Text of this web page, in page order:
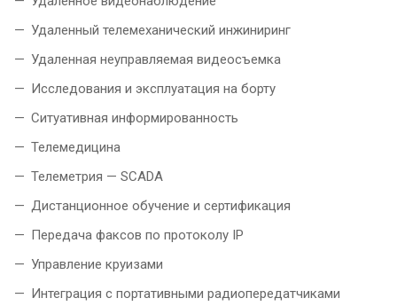
Удаленный телемеханический инжиниринг
Удаленная неуправляемая видеосъемка
Исследования и эксплуатация на борту
Ситуативная информированность
Телемедицина
Телеметрия — SCADA
Дистанционное обучение и сертификация
Передача факсов по протоколу IP
Управление круизами
Интеграция с портативными радиопередатчиками